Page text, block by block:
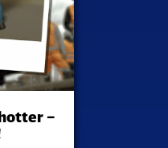
–